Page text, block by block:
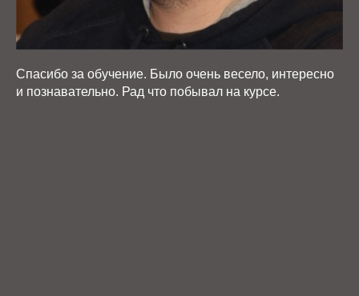
Спасибо за обучение. Было очень весело, интересно
и познавательно. Рад что побывал на курсе.